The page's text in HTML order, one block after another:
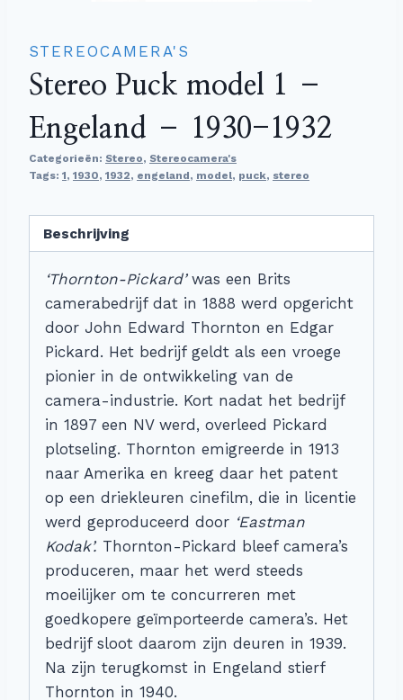
STEREOCAMERA'S
Stereo Puck model 1 –
Engeland – 1930-1932
Categorieën: Stereo, Stereocamera's
Tags: 1, 1930, 1932, engeland, model, puck, stereo
Beschrijving
‘Thornton-Pickard’was een Brits
camerabedrijf dat in 1888 werd opgericht
door John Edward Thornton en Edgar
Pickard. Het bedrijf geldt als een vroege
pionier in de ontwikkeling van de
camera-industrie. Kort nadat het bedrijf
in 1897 een NV werd, overleed Pickard
plotseling. Thornton emigreerde in 1913
naar Amerika en kreeg daar het patent
op een driekleuren cinefilm, die in licentie
werd geproduceerd door ‘Eastman
Kodak’. Thornton-Pickard bleef camera’s
produceren, maar het werd steeds
moeilijker om te concurreren met
goedkopere geïmporteerde camera’s. Het
bedrijf sloot daarom zijn deuren in 1939.
Na zijn terugkomst in Engeland stierf
Thornton in 1940.